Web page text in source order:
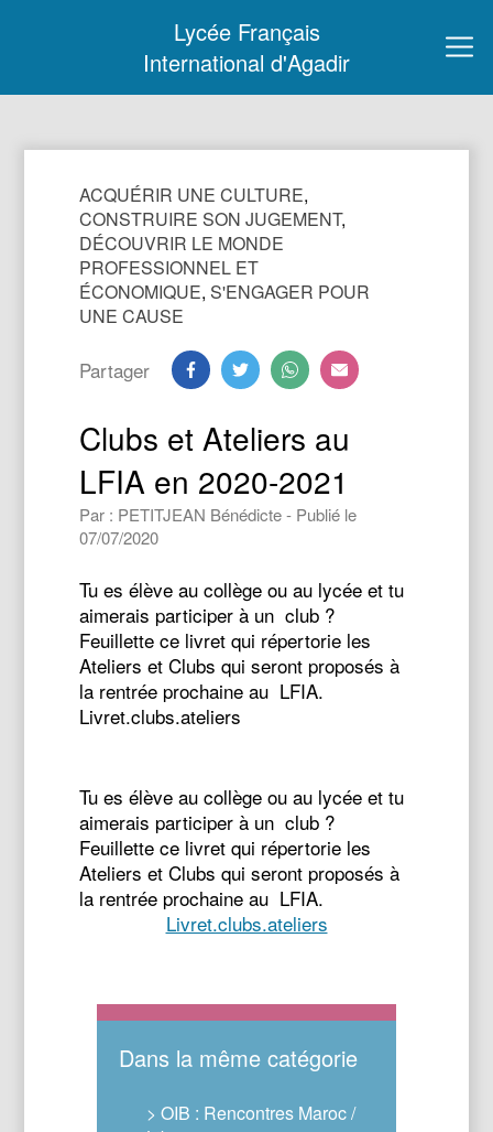
Lycée Français
International d'Agadir
ACQUÉRIR UNE CULTURE,
CONSTRUIRE SON JUGEMENT,
DÉCOUVRIR LE MONDE
PROFESSIONNEL ET
ÉCONOMIQUE,S'ENGAGER POUR
UNE CAUSE
Partager
Clubs et Ateliers au
LFIA en 2020-2021
Par : PETITJEAN Bénédicte - Publié le
07/07/2020
Tu es élève au collège ou au lycée et tu
aimerais participer à un club ?
Feuillette ce livret qui répertorie les
Ateliers et Clubs qui seront proposés à
la rentrée prochaine au LFIA.
Livret.clubs.ateliers
Tu es élève au collège ou au lycée et tu
aimerais participer à un club ?
Feuillette ce livret qui répertorie les
Ateliers et Clubs qui seront proposés à
la rentrée prochaine au LFIA.
Livret.clubs.ateliers
Dans la même catégorie
> OIB : Rencontres Maroc /